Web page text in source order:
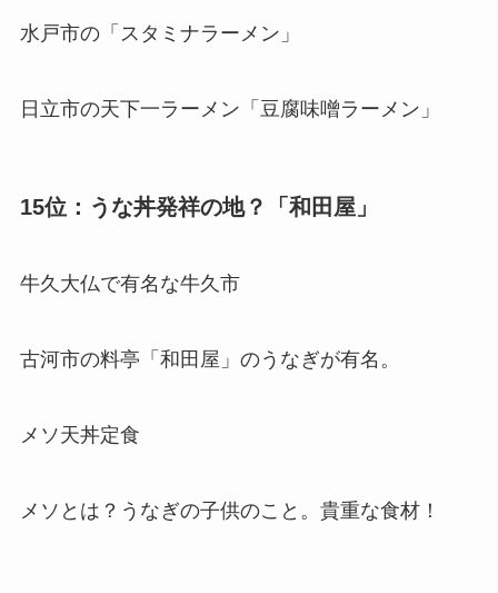
水戸市の「スタミナラーメン」
日立市の天下一ラーメン「豆腐味噌ラーメン」
15位：うな丼発祥の地？「和田屋」
牛久大仏で有名な牛久市
古河市の料亭「和田屋」のうなぎが有名。
メソ天丼定食
メソとは？うなぎの子供のこと。貴重な食材！